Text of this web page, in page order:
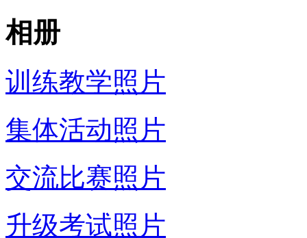
相册
训练教学照片
集体活动照片
交流比赛照片
升级考试照片